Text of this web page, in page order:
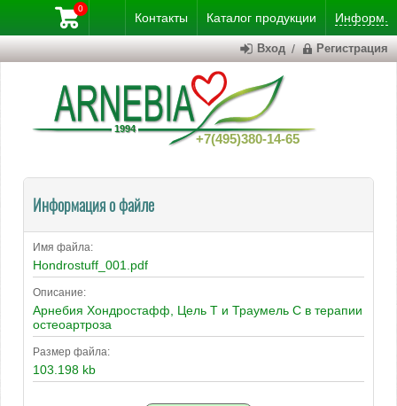
Контакты Каталог продукции Информ.
+7(495)380-14-65
0
Вход / Регистрация
Информация о файле
Имя файла:
Hondrostuff_001.pdf
Описание:
Арнебия Хондростафф, Цель Т и Траумель С в терапии
остеоартроза
Размер файла:
103.198 kb